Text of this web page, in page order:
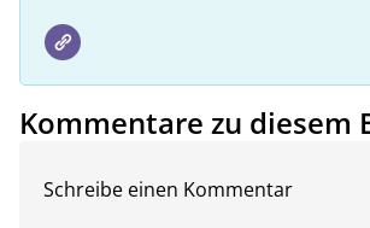
Kommentare zu diesem
Schreibe einen Kommentar